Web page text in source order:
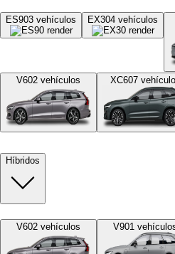
ES903 vehículos EX304 vehículos
V602 vehículos XC607
Híbridos
V602 vehículos V901